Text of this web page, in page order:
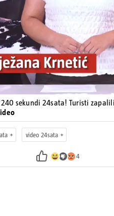
sekundi 24sata! Turisti
video 24sata
4